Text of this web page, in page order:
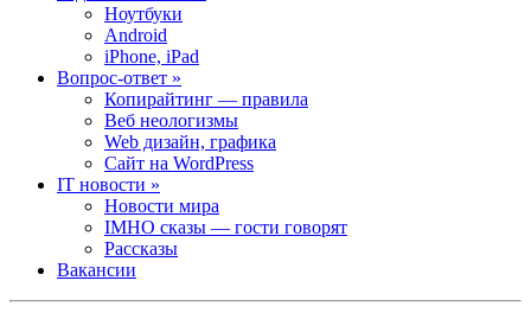
Ноутбуки
Android
iPhone, iPad
Вопрос-ответ »
Копирайтинг — правила
Веб неологизмы
Web дизайн, графика
Сайт на WordPress
IT новости »
Новости мира
IMHO сказы — гости говорят
Рассказы
Вакансии